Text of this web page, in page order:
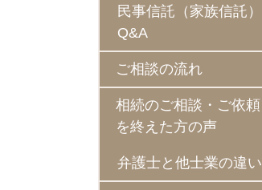
民事信託（家族信託）
Q&A
ご相談の流れ
相続のご相談・ご依頼
を終えた方の声
弁護士と他士業の違い